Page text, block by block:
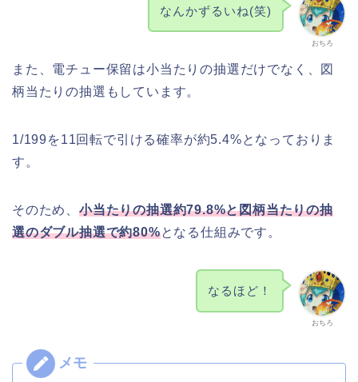
おちろ
なんかずるいね(笑)
また、電チュー保留は小当たりの抽選だけでなく、図
柄当たりの抽選もしています。
1/199を11回転で引ける確率が約5.4%となっておりま
す。
そのため、 小当たりの抽選約79.8%と図柄当たりの抽
選のダブル抽選で約80%となる仕組みです。
おちろ
なるほど！